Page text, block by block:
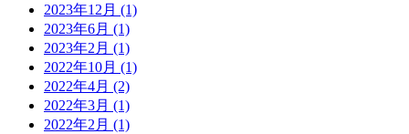
2023年12月 (1)
2023年6月 (1)
2023年2月 (1)
2022年10月 (1)
2022年4月 (2)
2022年3月 (1)
2022年2月 (1)